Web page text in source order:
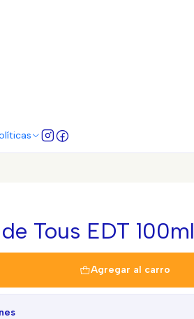
Tous EDT 100ml
Agregar al carro